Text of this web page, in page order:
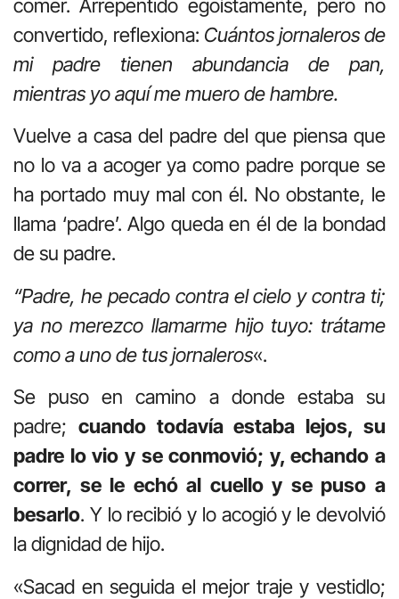
comer. Arrepentido egoístamente, pero no
convertido, reflexiona: Cuántos jornaleros de
mi padre tienen abundancia de pan,
mientras yo aquí me muero de hambre.
Vuelve a casa del padre del que piensa que
no lo va a acoger ya como padre porque se
ha portado muy mal con él. No obstante, le
llama ‘padre’. Algo queda en él de la bondad
de su padre.
“Padre, he pecado contra el cielo y contra ti;
ya no merezco llamarme hijo tuyo: trátame
como a uno de tus jornaleros«.
Se puso en camino a donde estaba su
padre; cuando todavía estaba lejos, su
padre lo vio y se conmovió; y, echando a
correr, se le echó al cuello y se puso a
besarlo. Y lo recibió y lo acogió y le devolvió
la dignidad de hijo.
«Sacad en seguida el mejor traje y vestidlo;